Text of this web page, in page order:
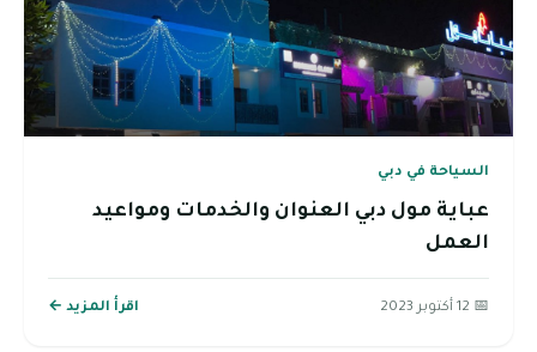
السياحة في دبي
عباية مول دبي العنوان والخدمات ومواعيد
العمل
📅 12 أكتوبر 2023 اقرأ المزيد ←